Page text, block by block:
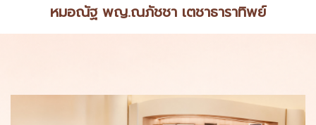
หมอณัฐ พญ.ณภัชชา เตชาธาราทิพย์